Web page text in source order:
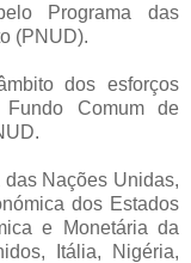
Programa das
(PNUD).
dos esforços
Fundo Comum de
Nações Unidas,
dos Estados
e Monetária da
Itália, Nigéria,